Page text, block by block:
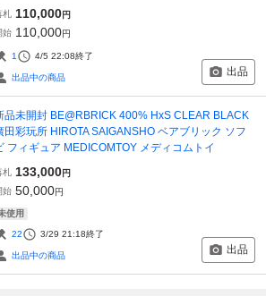
札 110,000円
始 110,000円
1 4/5 22:08終了
出品中の商品 出品
品未開封 BE@RBRICK 400% HxS CLEAR BLACK
田彩玩所 HIROTA SAIGANSHO ベアブリック ソフ
フィギュア MEDICOMTOY メディコムトイ
札 133,000円
始 50,000円
使用
22 3/29 21:18終了
出品中の商品 出品